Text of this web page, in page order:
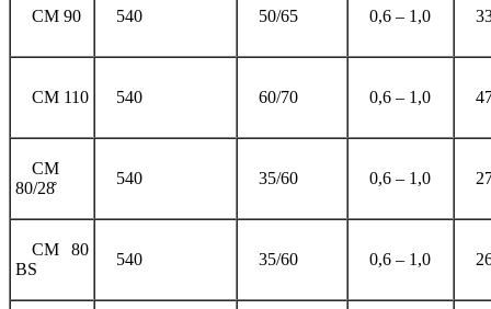
CM 90 540 50/65 0,6 – 1,0
CM 110 540 60/70 0,6 – 1,0
CM
80/28̊
540 35/60 0,6 – 1,0
CM 80
BS
540 35/60 0,6 – 1,0